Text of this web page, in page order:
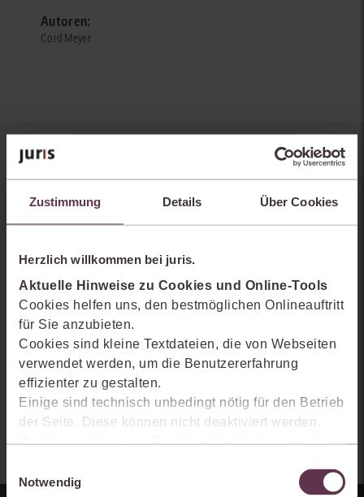
Zustimmung Details Über Cookies
Herzlich willkommen bei juris.
Aktuelle Hinweise zu Cookies und Online-Tools
Cookies helfen uns, den bestmöglichen Onlineauftritt
für Sie anzubieten.
Cookies sind kleine Textdateien, die von Webseiten
verwendet werden, um die Benutzererfahrung
effizienter zu gestalten.
Einige sind technisch unbedingt nötig für den Betrieb
der Seite. Diese können nicht deaktiviert werden.
Der Verwendung von Cookies, die Marketing- oder
Produkte zu optimieren, können Sie zustimmen,
Notwendig
Autoren:
Cord Meyer
Sie kennen juris noch nicht?
Erhalten Sie einen Einblick, wie juris das Rechts- und
Arbeitsprozesse einfacher und effizienter werden.